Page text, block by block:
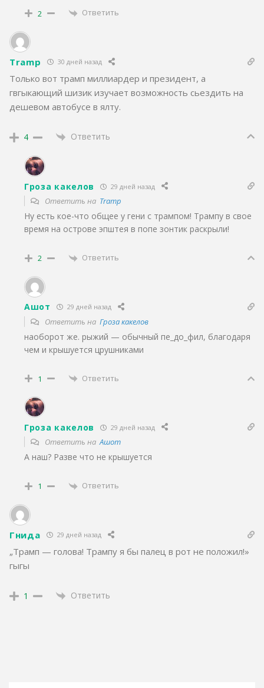
2 Ответить
Tramp 30 дней назад
Только вот трамп миллиардер и президент, а
гвгыкающий шизик изучает возможность сьездить на
дешевом автобусе в ялту.
4 Ответить
Гроза какелов 29 дней назад
Ответить на Tramp
Ну есть кое-что общее у гени с трампом! Трампу в свое
время на острове эпштея в попе зонтик раскрыли!
2 Ответить
Ашот 29 дней назад
Ответить на Гроза какелов
наоборот же. рыжий — обычный пе_до_фил, благодаря
чем и крышуется црушниками
1 Ответить
Гроза какелов 29 дней назад
Ответить наАшот
А наш? Разве что не крышуется
1 Ответить
Гнида 29 дней назад
„Трамп — голова! Трампу я бы палец в рот не положил!»
гыгы
1 Ответить